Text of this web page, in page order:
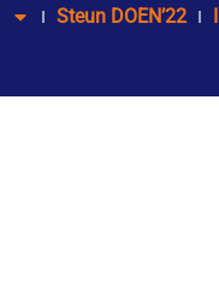
Steun DOEN’22